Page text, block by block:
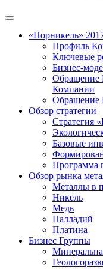
«Норникель»
Профиль
Ключевые
Бизнес-
Обращение
Компании
Обращение
Обзор стратегии
Стратегия
Базовые
Программа
Обзор рынка
Металлы в
Никель
Медь
Палладий
Платина
Бизнес Группы